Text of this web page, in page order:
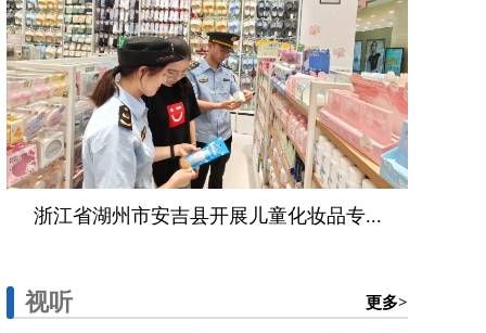
浙江省湖州市安吉县开展儿童化妆品专...
视听 更多>